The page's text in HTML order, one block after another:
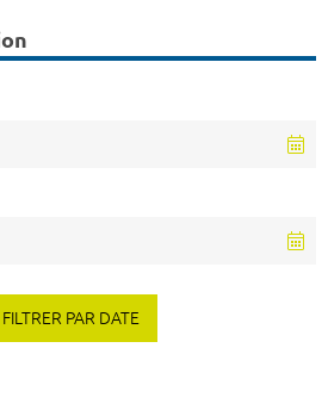
FILTRER PAR DATE